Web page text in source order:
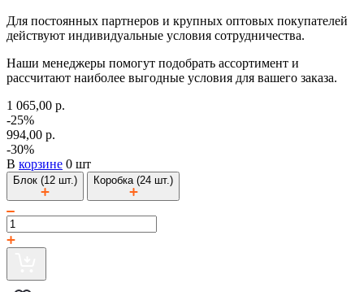
Для постоянных партнеров и крупных оптовых покупателей
действуют индивидуальные условия сотрудничества.
Наши менеджеры помогут подобрать ассортимент и
рассчитают наиболее выгодные условия для вашего заказа.
1 065,00 р.
-25%
994,00 р.
-30%
В корзине 0 шт
Блок (12 шт.) Коробка (24 шт.)